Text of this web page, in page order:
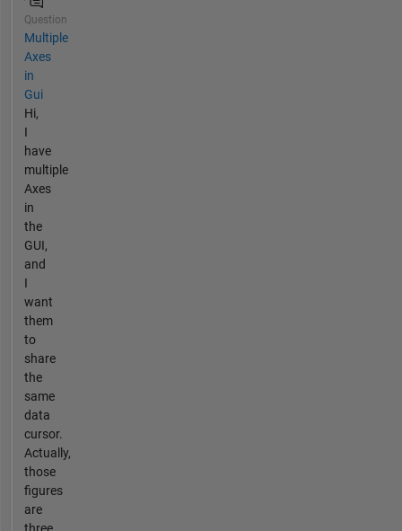
Question
Multiple
Axes
in
Gui
Hi,
I
have
multiple
Axes
in
the
GUI,
and
I
want
them
to
share
the
same
data
cursor.
Actually,
those
figures
are
three